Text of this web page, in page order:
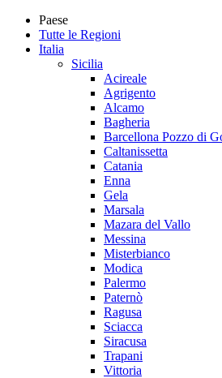
Paese
Tutte le Regioni
Italia
Sicilia
Acireale
Agrigento
Alcamo
Bagheria
Barcellona Pozzo di
Caltanissetta
Catania
Enna
Gela
Marsala
Mazara del Vallo
Messina
Misterbianco
Modica
Palermo
Paternò
Ragusa
Sciacca
Siracusa
Trapani
Vittoria